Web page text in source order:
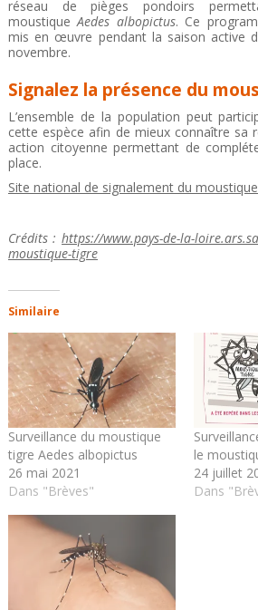
réseau de pièges pondoirs
moustiqueAedes albopictus. Ce
mis en œuvre pendant la saison active
novembre.
Signalez la présence du
L’ensemble de la population peut
cette espèce afin de mieux connaître sa
action citoyenne permettant de
place.
Site national de signalement du
Crédits :https://www.pays-de-la-
moustique-tigre
Similaire
Surveillance du moustique
tigre Aedes albopictus
26 mai 2021
Dans "Brèves"
le
24 juillet
Dans